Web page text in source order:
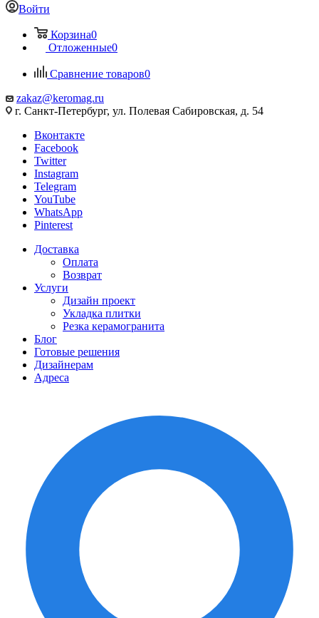
Войти
Корзина0
Отложенные0
Сравнение товаров0
zakaz@keromag.ru
г. Санкт-Петербург, ул. Полевая Сабировская, д. 54
Вконтакте
Facebook
Twitter
Instagram
Telegram
YouTube
WhatsApp
Pinterest
Доставка
Оплата
Возврат
Услуги
Дизайн проект
Укладка плитки
Резка керамогранита
Блог
Готовые решения
Дизайнерам
Адреса